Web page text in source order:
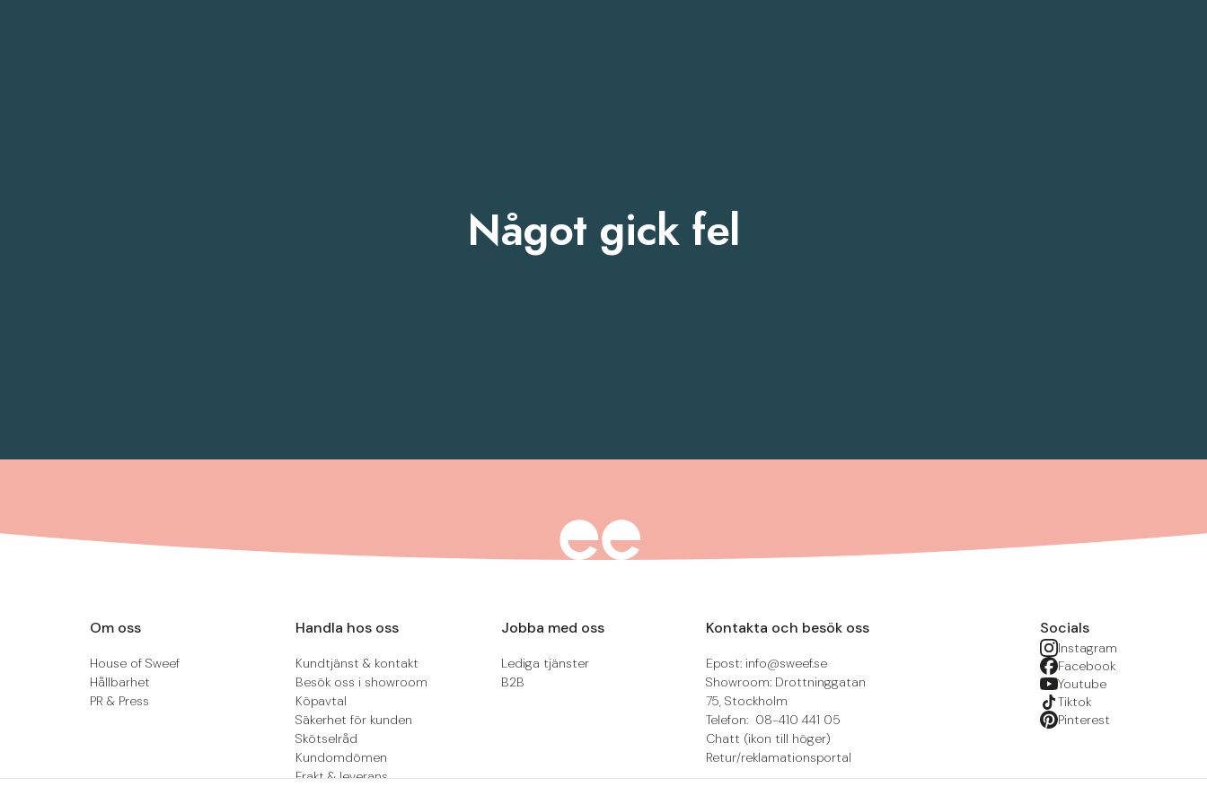
Något gick fel
Om oss
House of Sweef
Hållbarhet
PR & Press
Handla hos oss
Kundtjänst & kontakt
Besök oss i showroom
Köpavtal
Säkerhet för kunden
Skötselråd
Kundomdömen
Frakt & leverans
Jobba med oss
Lediga tjänster
B2B
Kontakta och besök oss
Epost: info@sweef.se
Showroom: Drottninggatan
75, Stockholm
Telefon: 08-410 441 05
Chatt (ikon till höger)
Retur/reklamationsportal
Socials
Instagram
Facebook
Youtube
Tiktok
Pinterest